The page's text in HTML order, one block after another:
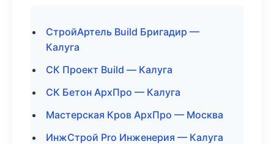
СтройАртель Build Бригадир —
Калуга
СК Проект Build — Калуга
СК Бетон АрхПро — Калуга
Мастерская Кров АрхПро — Москва
ИнжСтрой Pro Инженерия — Калуга